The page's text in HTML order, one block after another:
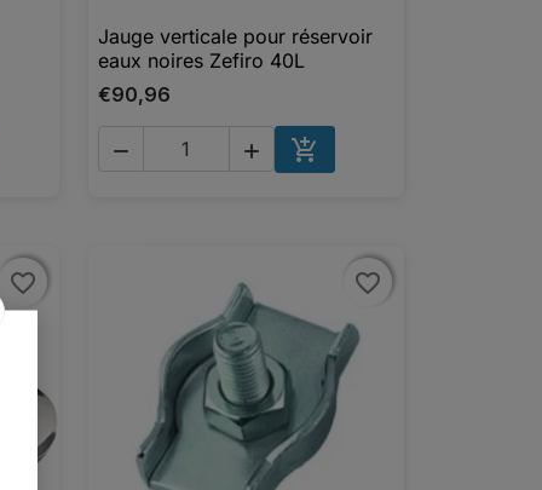
AU PANIER
 Aperçu rapide
Jauge verticale pour réservoir
eaux noires Zefiro 40L
€90,96
  
AJOUTER AU PANIER
favorite_border
favorite_border favorite_border
favorite_border